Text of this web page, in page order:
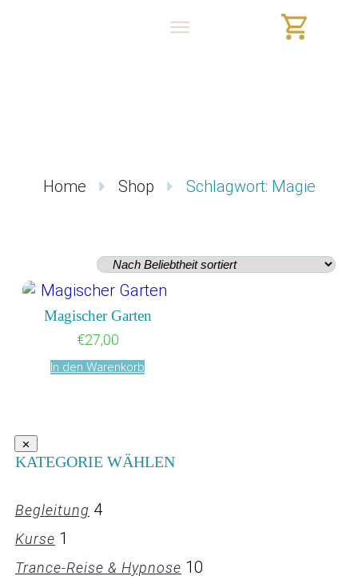
Home Shop Schlagwort: Magie
Magischer Garten
€27,00
In den Warenkorb
KATEGORIE WÄHLEN
Begleitung 4
Kurse 1
Trance-Reise & Hypnose 10